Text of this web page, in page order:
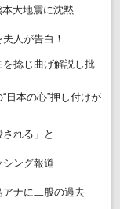
大地震に沈黙
人が告白！
捻じ曲げ解説し批
日本の心”押し付けが
れる」と
ング報道
ナに二股の過去